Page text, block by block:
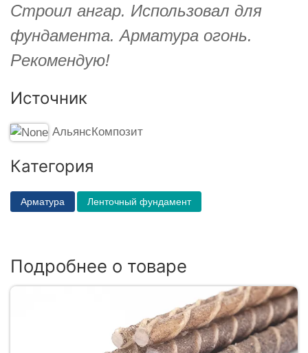
Строил ангар. Использовал для
фундамента. Арматура огонь.
Рекомендую!
Источник
АльянсКомпозит
Категория
Арматура Ленточный фундамент
Подробнее о товаре